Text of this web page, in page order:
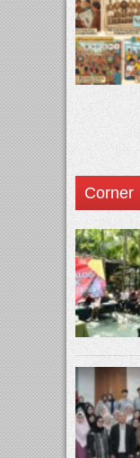
Corner